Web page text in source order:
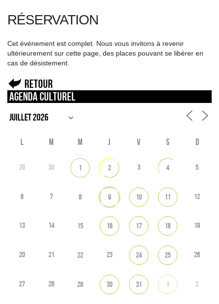
RÉSERVATION
Cet événement est complet. Nous vous invitons à revenir
ultérieurement sur cette page, des places pouvant se libérer en
cas de désistement.
Retour
Agenda culturel
L M M J V S D
29 30 1 2 3 4 5
6 7 8 9 10 11 12
13 14 15 16 17 18 19
20 21 22 23 24 25 26
27 28 29 30 31 1 2